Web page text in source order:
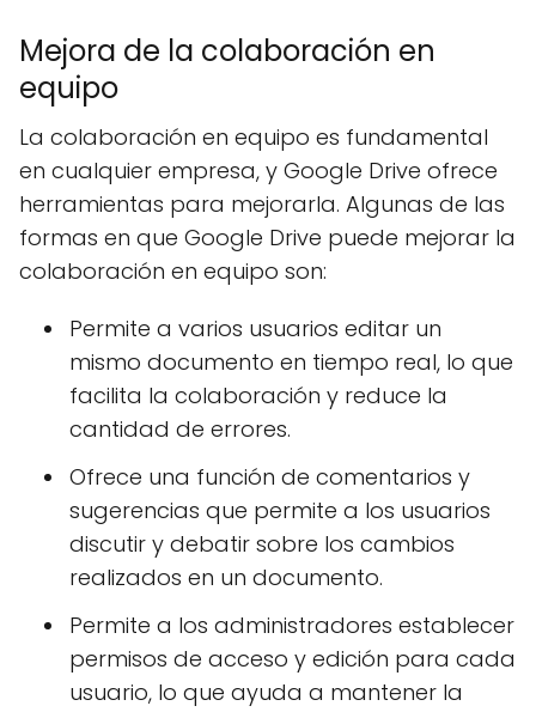
Mejora de la colaboración en
equipo
La colaboración en equipo es fundamental
en cualquier empresa, y Google Drive ofrece
herramientas para mejorarla. Algunas de las
formas en que Google Drive puede mejorar la
colaboración en equipo son:
Permite a varios usuarios editar un
mismo documento en tiempo real, lo que
facilita la colaboración y reduce la
cantidad de errores.
Ofrece una función de comentarios y
sugerencias que permite a los usuarios
discutir y debatir sobre los cambios
realizados en un documento.
Permite a los administradores establecer
permisos de acceso y edición para cada
usuario, lo que ayuda a mantener la